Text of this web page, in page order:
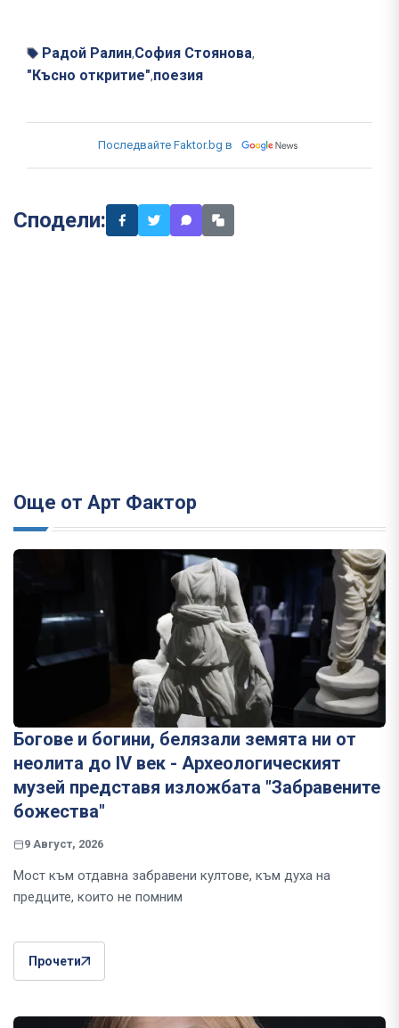
Радой Ралин,София Стоянова,
"Късно откритие",поезия
Последвайте Faktor.bg в
Сподели:
Още от Арт Фактор
Богове и богини, белязали земята ни от
неолита до IV век - Археологическият
музей представя изложбата "Забравените
божества"
9 Август, 2026
Мост към отдавна забравени култове, към духа на
предците, които не помним
Прочети